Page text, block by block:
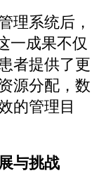
理系统后，
一成果不仅
者提供了更
源分配，数
的管理目
与挑战